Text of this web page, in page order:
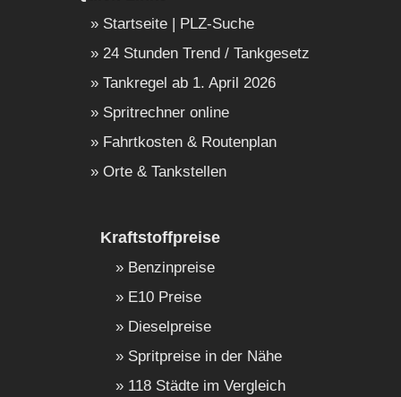
Startseite | PLZ-Suche
24 Stunden Trend / Tankgesetz
Tankregel ab 1. April 2026
Spritrechner online
Fahrtkosten & Routenplan
Orte & Tankstellen
Kraftstoffpreise
Benzinpreise
E10 Preise
Dieselpreise
Spritpreise in der Nähe
118 Städte im Vergleich